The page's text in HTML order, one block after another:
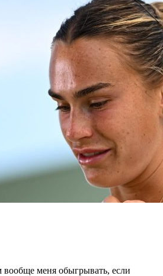
вообще меня обыгрывать, если